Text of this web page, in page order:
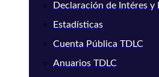
Declaración de Intéres y
Estadísticas
Cuenta Pública TDLC
Anuarios TDLC